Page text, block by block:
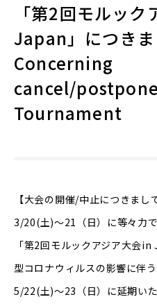
「第2回モルッ
Japan」につき
Concerning
cancel/
Tournament
【大会の開催/中止につきまして
3/20(土)～21（日）に等々力
「第2回モルックアジア大会
型コロナウィルスの影響に伴
5/22(土)～23（日）に延期いた